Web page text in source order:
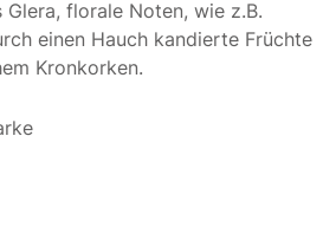
florale Noten, wie z.B.
einen Hauch kandierte Früchte
Kronkorken.